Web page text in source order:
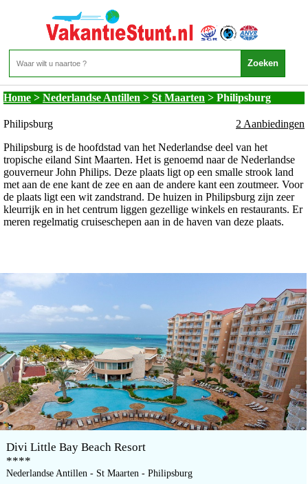
Nederlandse Antillen - St Maarten - Philipsburg
Home > Nederlandse Antillen > St Maarten > Philipsburg
Philipsburg
2 Aanbiedingen
Philipsburg is de hoofdstad van het Nederlandse deel van het
tropische eiland Sint Maarten. Het is genoemd naar de Nederlandse
gouverneur John Philips. Deze plaats ligt op een smalle strook land
met aan de ene kant de zee en aan de andere kant een zoutmeer. Voor
de plaats ligt een wit zandstrand. De huizen in Philipsburg zijn zeer
kleurrijk en in het centrum liggen gezellige winkels en restaurants. Er
meren regelmatig cruiseschepen aan in de haven van deze plaats.
Divi Little Bay Beach Resort
****
Nederlandse Antillen - St Maarten - Philipsburg